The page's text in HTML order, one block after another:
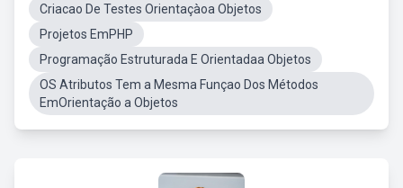
Criacao De Testes Orientaçàoa Objetos
Projetos EmPHP
Programação Estruturada E Orientadaa Objetos
OS Atributos Tem a Mesma Funçao Dos Métodos
EmOrientação a Objetos